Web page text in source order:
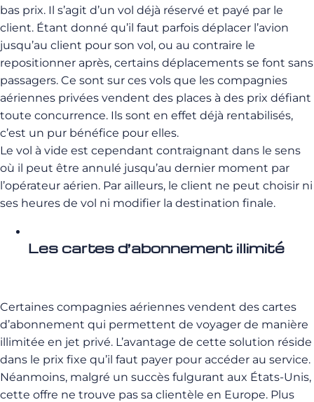
bas prix. Il s’agit d’un vol déjà réservé et payé par le
client. Étant donné qu’il faut parfois déplacer l’avion
jusqu’au client pour son vol, ou au contraire le
repositionner après, certains déplacements se font sans
passagers. Ce sont sur ces vols que les compagnies
aériennes privées vendent des places à des prix défiant
toute concurrence. Ils sont en effet déjà rentabilisés,
c’est un pur bénéfice pour elles.
Le vol à vide est cependant contraignant dans le sens
où il peut être annulé jusqu’au dernier moment par
l’opérateur aérien. Par ailleurs, le client ne peut choisir ni
ses heures de vol ni modifier la destination finale.
Les cartes d’abonnement illimité
Certaines compagnies aériennes vendent des cartes
d’abonnement qui permettent de voyager de manière
illimitée en jet privé. L’avantage de cette solution réside
dans le prix fixe qu’il faut payer pour accéder au service.
Néanmoins, malgré un succès fulgurant aux États-Unis,
cette offre ne trouve pas sa clientèle en Europe. Plus